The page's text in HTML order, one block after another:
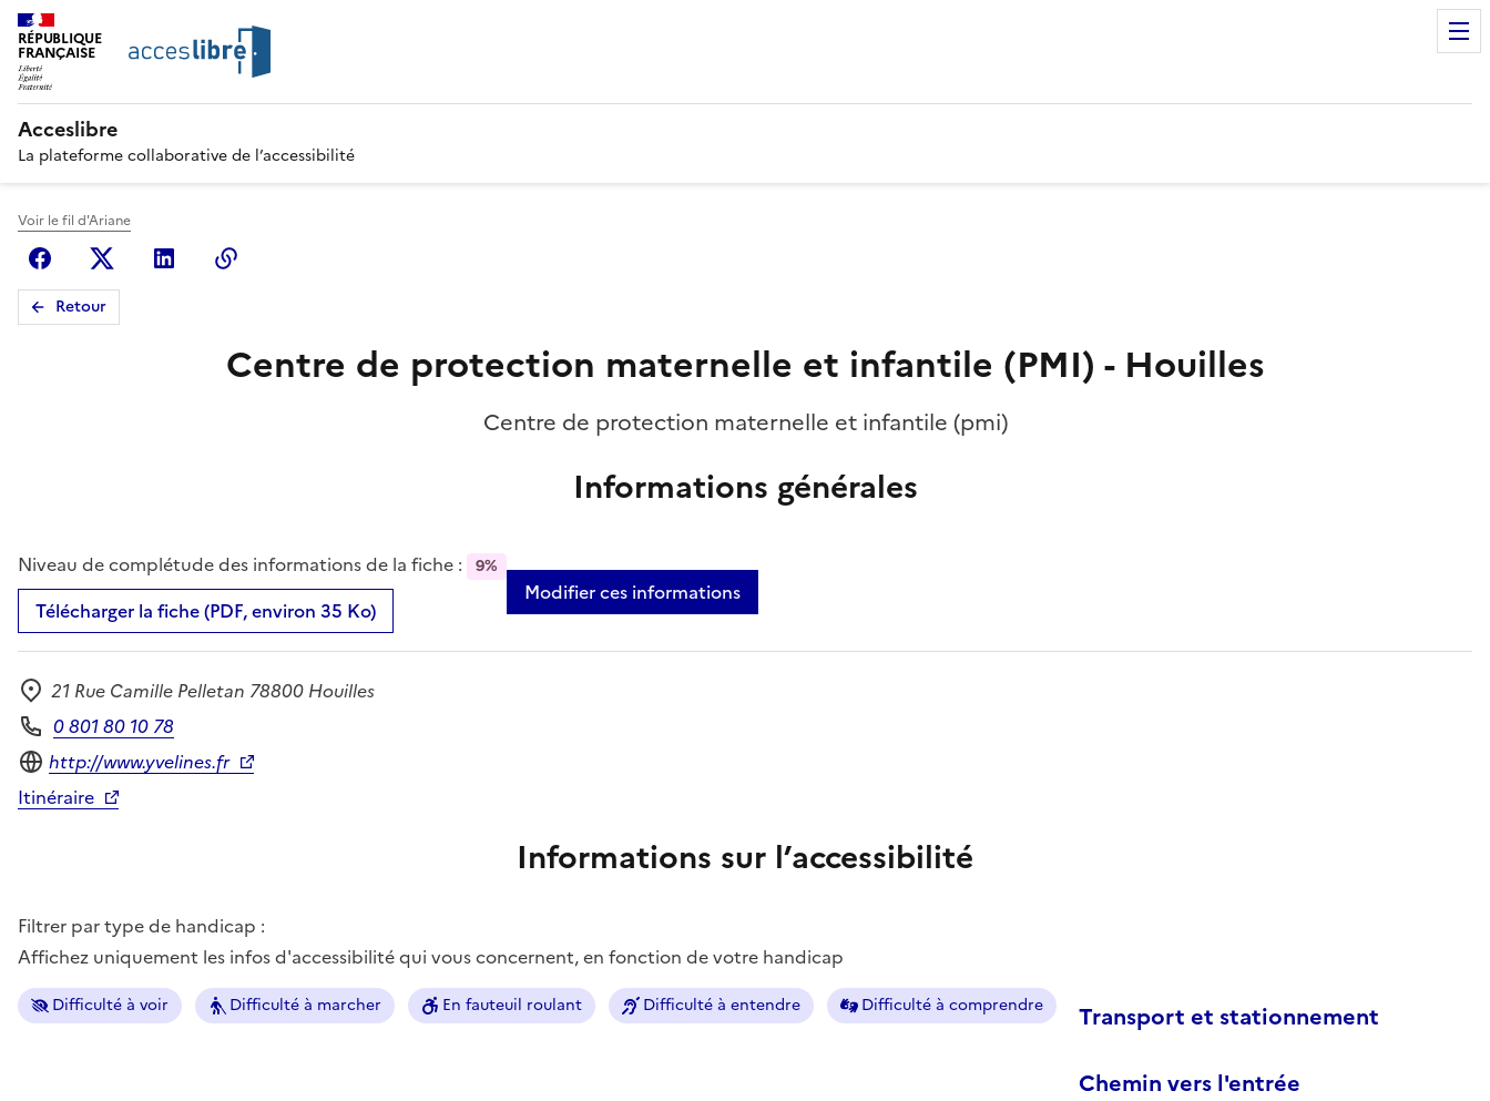
RÉPUBLIQUE
FRANÇAISE
Acceslibre
La plateforme collaborative de l’accessibilité
Voir le fil d'Ariane
FacebookX (anciennement Twitter)
Linkedin
Retour
Centre de protection maternelle et infantile (PMI) - Houilles
Centre de protection maternelle et infantile (pmi)
Informations générales
Niveau de complétude des informations de la fiche : 9%
Télécharger la fiche (PDF, environ 35 Ko)
Modifier ces informations
Adresse
21 Rue Camille Pelletan 78800 Houilles
Téléphone
0 801 80 10 78
Site internet
http://www.yvelines.fr
Itinéraire
Informations sur l’accessibilité
Filtrer par type de handicap :
Affichez uniquement les infos d'accessibilité qui vous concernent, en fonction de votre handicap
Difficulté à voir Difficulté à marcher En fauteuil roulant Difficulté à entendre Difficulté à comprendre
Transport et stationnement
Chemin vers l'entrée